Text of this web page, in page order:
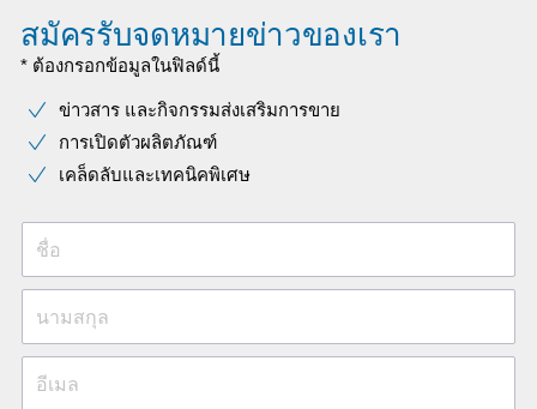
สมัครรับจดหมายข่าวของเรา
* ต้องกรอกข้อมูลในฟิลด์นี้
ข่าวสาร และกิจกรรมส่งเสริมการขาย
การเปิดตัวผลิตภัณฑ์
เคล็ดลับและเทคนิคพิเศษ
ชื่อ
นามสกุล
อีเมล